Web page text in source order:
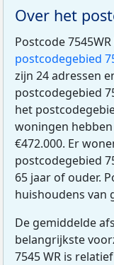
Over het
Postcode
postcodegebied
zijn 24 adressen
postcodegebied
het
woningen
€472.000. Er
postcodegebied
65 jaar of ouder.
huishoudens van
De gemiddelde
belangrijkste
7545 WR is